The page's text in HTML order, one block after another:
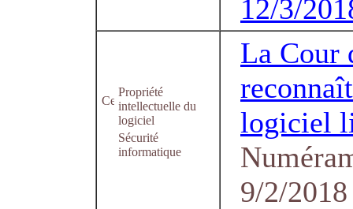
12/3/
Propriété
intellectuelle du
logiciel
Sécurité
informatique
La Cour
logiciel
9/2/2018